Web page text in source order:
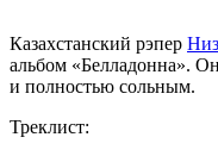
Казахстанский рэпер
альбом «Белладонна».
и полностью сольным.
Треклист: